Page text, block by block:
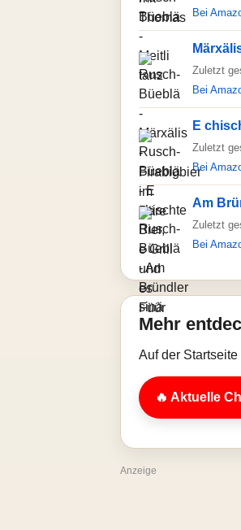
Bei
Zuletzt
Bei
E
Zuletzt
Bei
Am
Zuletzt
Bei
Mehr
Auf der
🔥 Aktuelle
Anzeige